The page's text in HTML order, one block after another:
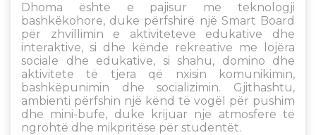
Dhoma është e pajisur me teknologji
bashkëkohore, duke përfshirë një Smart Board
për zhvillimin e aktiviteteve edukative dhe
interaktive, si dhe kënde rekreative me lojëra
sociale dhe edukative, si shahu, domino dhe
aktivitete të tjera që nxisin komunikimin,
bashkëpunimin dhe socializimin. Gjithashtu,
ambienti përfshin një kënd të vogël për pushim
dhe mini-bufe, duke krijuar një atmosferë të
ngrohtë dhe mikpritëse për studentët.